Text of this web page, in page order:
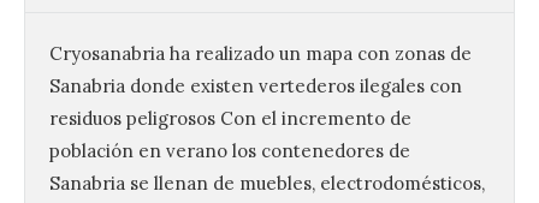
Cryosanabria ha realizado un mapa con zonas de
Sanabria donde existen vertederos ilegales con
residuos peligrosos Con el incremento de
población en verano los contenedores de
Sanabria se llenan de muebles, electrodomésticos,